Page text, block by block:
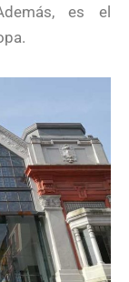
es el